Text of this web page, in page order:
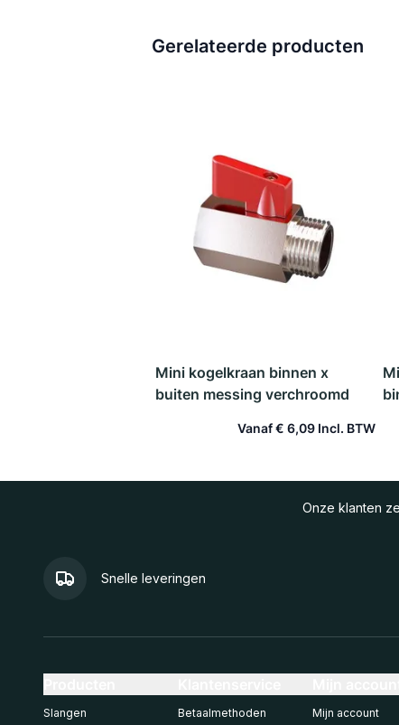
Gerelateerde producten
Mini kogelkraan binnen x
buiten messing verchroomd
Vanaf€ 6,09
In winkelwagen
Onze klanten
Snelle leveringen
Slangen Betaalmethoden Mijn account